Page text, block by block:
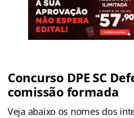
Concurso DPE SC
comissão formada
Veja abaixo os nomes dos